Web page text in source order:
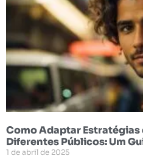
Como Adaptar
Diferentes Públicos: Um
1 de abril de 2025